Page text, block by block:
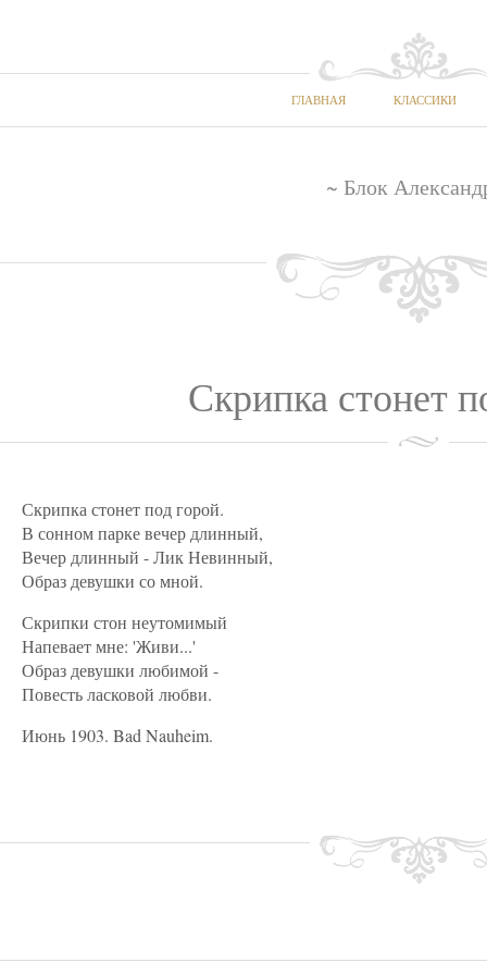
ГЛАВНАЯ КЛАССИКИ
~ Блок
Скрипка стонет
Скрипка стонет под горой.
В сонном парке вечер длинный,
Вечер длинный - Лик Невинный,
Образ девушки со мной.
Скрипки стон неутомимый
Напевает мне: 'Живи...'
Образ девушки любимой -
Повесть ласковой любви.
Июнь 1903. Bad Nauheim.